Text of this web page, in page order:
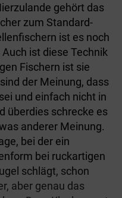
gehört das
zum Standard-
ist es noch
ist diese Technik
Fischern ist sie
der Meinung, dass
und einfach nicht in
überdies schrecke es
anderer Meinung.
bei der ein
bei ruckartigen
schlägt, schon
aber genau das